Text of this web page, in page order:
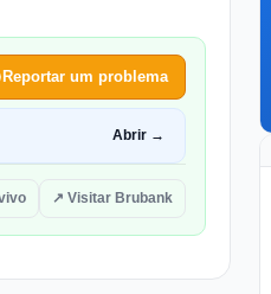
Reportar um problema
Abrir →
↗ Visitar Brubank